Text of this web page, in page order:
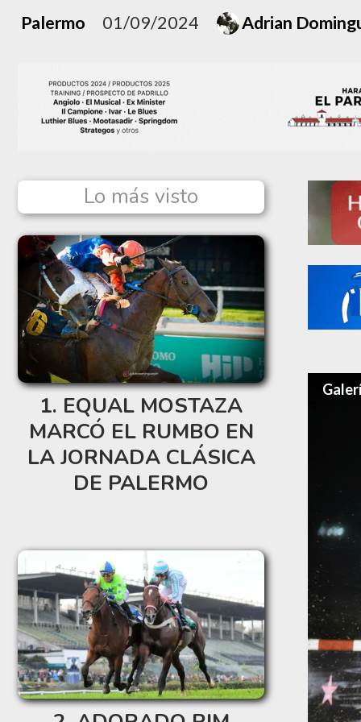
Palermo 01/09/2024 Adrian
Lo más visto
EQUAL MOSTAZA
MARCÓ EL RUMBO EN
LA JORNADA CLÁSICA
DE PALERMO